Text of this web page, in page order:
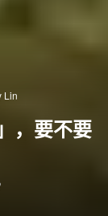
Lin
，要不要